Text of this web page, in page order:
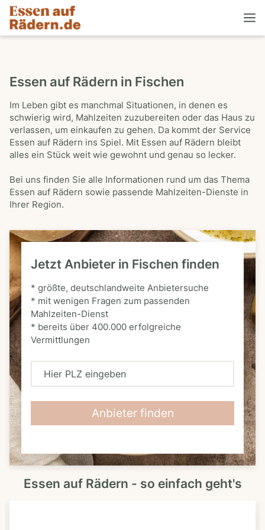
Essen auf Rädern in Fischen
Im Leben gibt es manchmal Situationen, in denen es
schwierig wird, Mahlzeiten zuzubereiten oder das Haus zu
verlassen, um einkaufen zu gehen. Da kommt der Service
Essen auf Rädern ins Spiel. Mit Essen auf Rädern bleibt
alles ein Stück weit wie gewohnt und genau so lecker.
Bei uns finden Sie alle Informationen rund um das Thema
Essen auf Rädern sowie passende Mahlzeiten-Dienste in
Ihrer Region.
Jetzt Anbieter in Fischen finden
* größte, deutschlandweite Anbietersuche
* mit wenigen Fragen zum passenden
Mahlzeiten-Dienst
* bereits über 400.000 erfolgreiche
Vermittlungen
H
L
Z
Anbieter finden
Essen auf Rädern - so einfach geht's